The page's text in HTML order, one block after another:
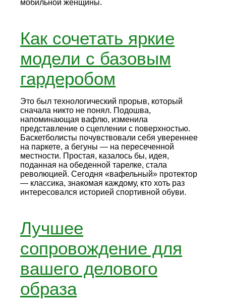
мобильной женщины.
Как сочетать яркие
модели с базовым
гардеробом
Это был технологический прорыв, который
сначала никто не понял. Подошва,
напоминающая вафлю, изменила
представление о сцеплении с поверхностью.
Баскетболисты почувствовали себя увереннее
на паркете, а бегуны — на пересеченной
местности. Простая, казалось бы, идея,
поданная на обеденной тарелке, стала
революцией. Сегодня «вафельный» протектор
— классика, знакомая каждому, кто хоть раз
интересовался историей спортивной обуви.
Лучшее
сопровождение для
вашего делового
образа